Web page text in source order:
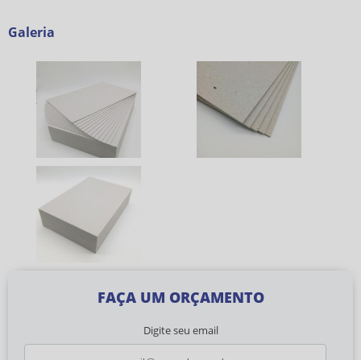
Galeria
FAÇA UM ORÇAMENTO
Digite seu email